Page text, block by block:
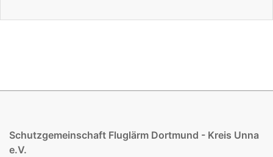
Schutzgemeinschaft Fluglärm Dortmund - Kreis Unna
e.V.